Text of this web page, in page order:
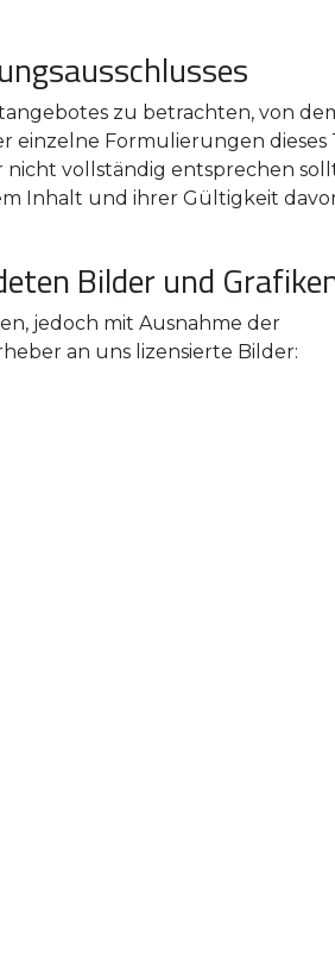
zu betrachten, von
einzelne Formulierungen dieses
vollständig entsprechen
Inhalt und ihrer Gültigkeit
Bilder und
jedoch mit Ausnahme der
an uns lizensierte Bilder: